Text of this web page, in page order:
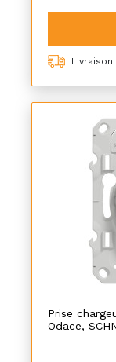
Prise
Odace,